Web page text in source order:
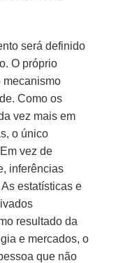
será definido
O próprio
mecanismo
Como os
vez mais em
o único
vez de
inferências
estatísticas e
resultado da
e mercados, o
que não